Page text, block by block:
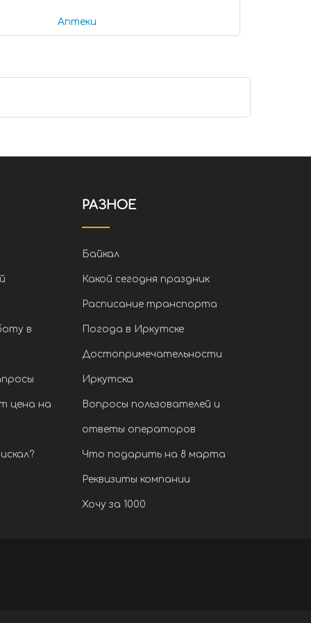
Аптеки
в
цена на
РАЗНОЕ
Байкал
Какой сегодня праздник
Расписание транспорта
Погода в Иркутске
Достопримечательности
Иркутска
Вопросы пользователей и
ответы операторов
Что подарить на 8 марта
Реквизиты компании
Хочу за 1000